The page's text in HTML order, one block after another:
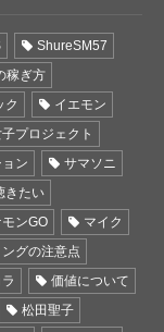
ShureSM57
稼ぎ方
ク
イエモン
プロジェクト
ン
サマソニ
きたい
ンGO
マイク
グの注意点
価値について
松田聖子